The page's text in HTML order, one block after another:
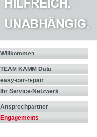
Willkommen
TEAM KAMM Data
easy-car-repair
Ihr Service-Netzwerk
Ansprechpartner
Engagements